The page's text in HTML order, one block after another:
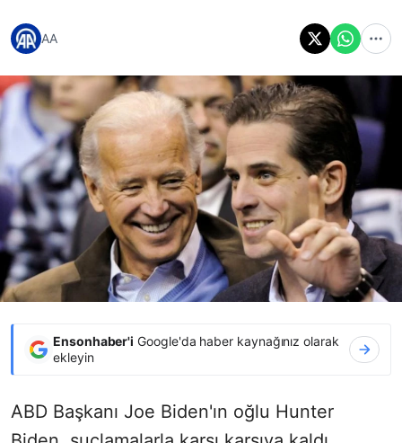
AA
Ensonhaber'i Google'da haber kaynağınız olarak
ekleyin
ABD Başkanı Joe Biden'ın oğlu Hunter